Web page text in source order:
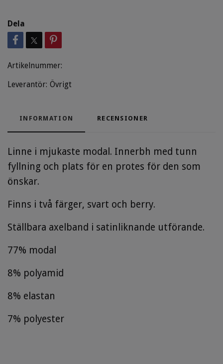
Dela
Artikelnummer:
Leverantör: Övrigt
INFORMATION RECENSIONER
Linne i mjukaste modal. Innerbh med tunn
fyllning och plats för en protes för den som
önskar.
Finns i två färger, svart och berry.
Ställbara axelband i satinliknande utförande.
77% modal
8% polyamid
8% elastan
7% polyester